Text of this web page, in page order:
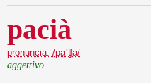
pacià
pronuncia: /paˈʧa/
aggettivo